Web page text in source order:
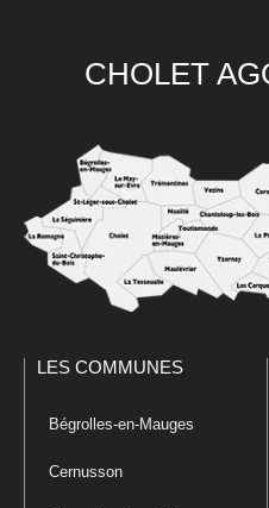
CHOLET
LES COMMUNES
Bégrolles-en-Mauges
Cernusson